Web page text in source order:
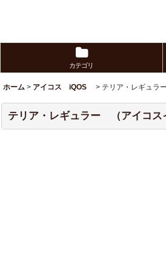
カテゴリ
ホーム > アイコス iQOS > テリア・レギュラ
テリア・レギュラー （アイコス